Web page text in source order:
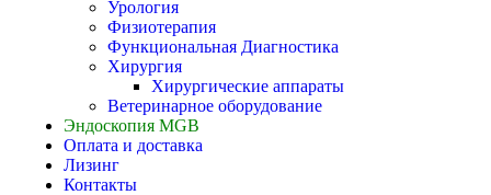
Урология
Физиотерапия
Функциональная Диагностика
Хирургия
Хирургические аппараты
Ветеринарное оборудование
Эндоскопия MGB
Оплата и доставка
Лизинг
Контакты